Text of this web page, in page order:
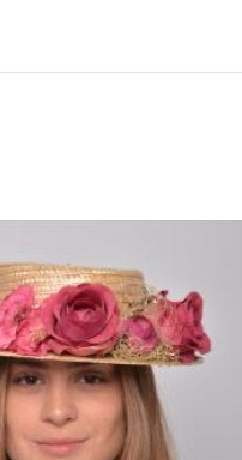
DE PAJA CON
FLORES EN TONOS